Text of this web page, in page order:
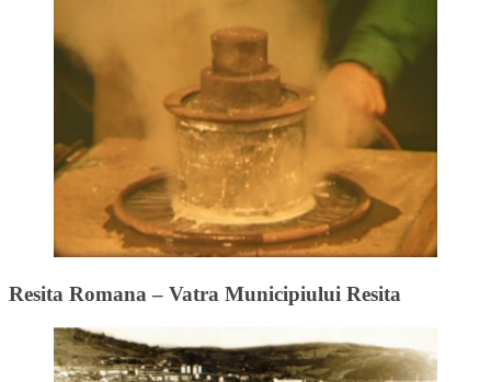
Resita Romana – Vatra Municipiului Resita